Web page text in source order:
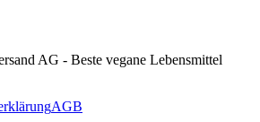
AG - Beste vegane Lebensmittel
AGB